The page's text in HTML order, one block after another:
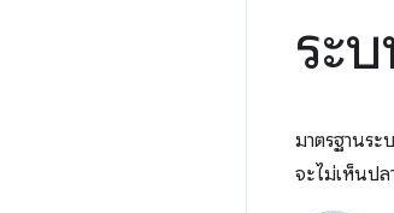
ระ
มาตรฐานระ
จะไม่เห็นปล